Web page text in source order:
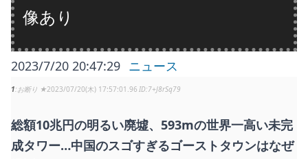
像あり
2023/7/20 20:47:29 ニュース
1 お断り ★2023/07/20(木) 17:57:01.96 7+J8rSq79
総額10兆円の明るい廃墟、593mの世界一高い未完
成タワー…中国のスゴすぎるゴーストタウンはなぜ